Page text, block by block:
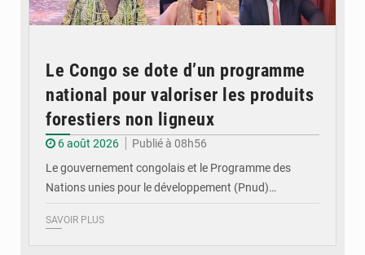
Le Congo se dote d’un programme
national pour valoriser les produits
forestiers non ligneux
6 août 2026
Publié à 08h56
Le gouvernement congolais et le Programme des
Nations unies pour le développement (Pnud)…
SAVOIR PLUS